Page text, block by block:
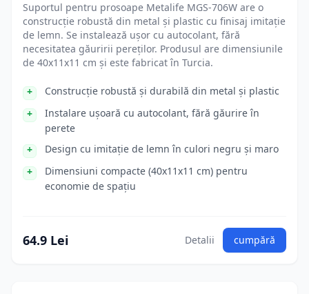
Suportul pentru prosoape Metalife MGS-706W are o
construcție robustă din metal și plastic cu finisaj imitație
de lemn. Se instalează ușor cu autocolant, fără
necesitatea găuririi pereților. Produsul are dimensiunile
de 40x11x11 cm și este fabricat în Turcia.
Construcție robustă și durabilă din metal și plastic
Instalare ușoară cu autocolant, fără găurire în
perete
Design cu imitație de lemn în culori negru și maro
Dimensiuni compacte (40x11x11 cm) pentru
economie de spațiu
64.9 Lei Detalii cumpără